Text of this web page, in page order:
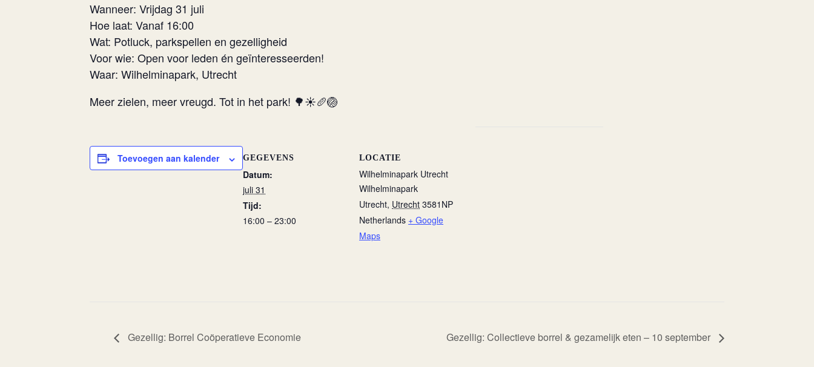
Wanneer: Vrijdag 31 juli
Hoe laat: Vanaf 16:00
Wat: Potluck, parkspellen en gezelligheid
Voor wie: Open voor leden én geïnteresseerden!
Waar: Wilhelminapark, Utrecht
Meer zielen, meer vreugd. Tot in het park! 🌳☀️🥖🏐
Toevoegen aan kalender GEGEVENS
Datum:
juli 31
Tijd:
16:00 – 23:00
LOCATIE
Wilhelminapark Utrecht
Wilhelminapark
Utrecht, Utrecht 3581NP
Netherlands + Google
Maps
Gezellig: Borrel Coöperatieve Economie Gezellig: Collectieve borrel & gezamelijk eten – 10 september